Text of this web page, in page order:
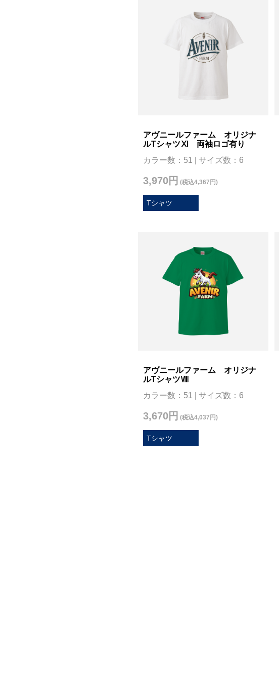
アヴニールファーム オリジナ
ルTシャツⅪ 両袖ロゴ有り
カラー数：51 | サイズ数：6
Tシャツ
3,970円 (税込4,367円)
アヴニールファーム オリジナ
ルTシャツⅧ
カラー数：51 | サイズ数：6
Tシャツ
3,670円 (税込4,037円)